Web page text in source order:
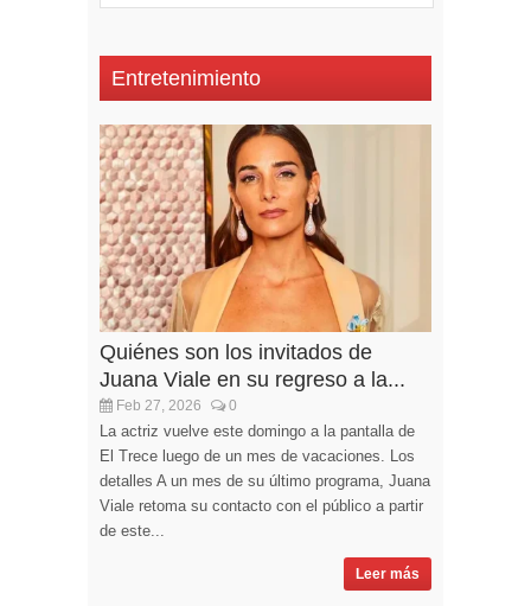
Entretenimiento
Quiénes son los invitados de
Juana Viale en su regreso a la...
Feb 27, 2026 0
La actriz vuelve este domingo a la pantalla de
El Trece luego de un mes de vacaciones. Los
detalles A un mes de su último programa, Juana
Viale retoma su contacto con el público a partir
de este...
Leer más